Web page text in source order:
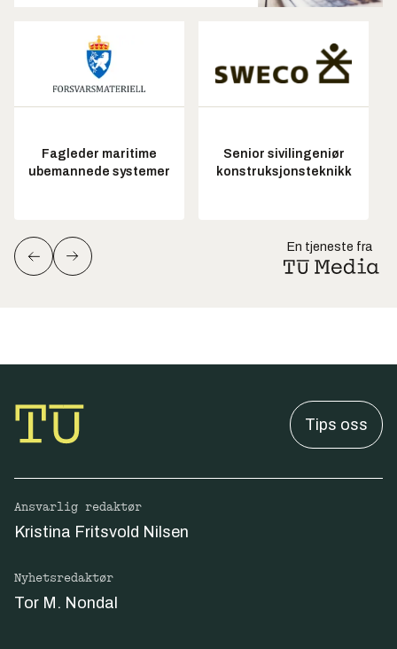
Fagleder maritime
ubemannede systemer
Senior sivilingeniør
konstruksjonsteknikk
En tjeneste fra
Tips oss
Ansvarlig redaktør
Kristina Fritsvold Nilsen
Nyhetsredaktør
Tor M. Nondal